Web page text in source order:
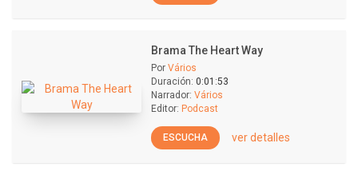
Brama The Heart Way
Por Vários
Duración: 0:01:53
Narrador: Vários
Editor: Podcast
ESCUCHA ver detalles